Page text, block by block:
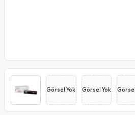
Görsel Yok Görsel Yok